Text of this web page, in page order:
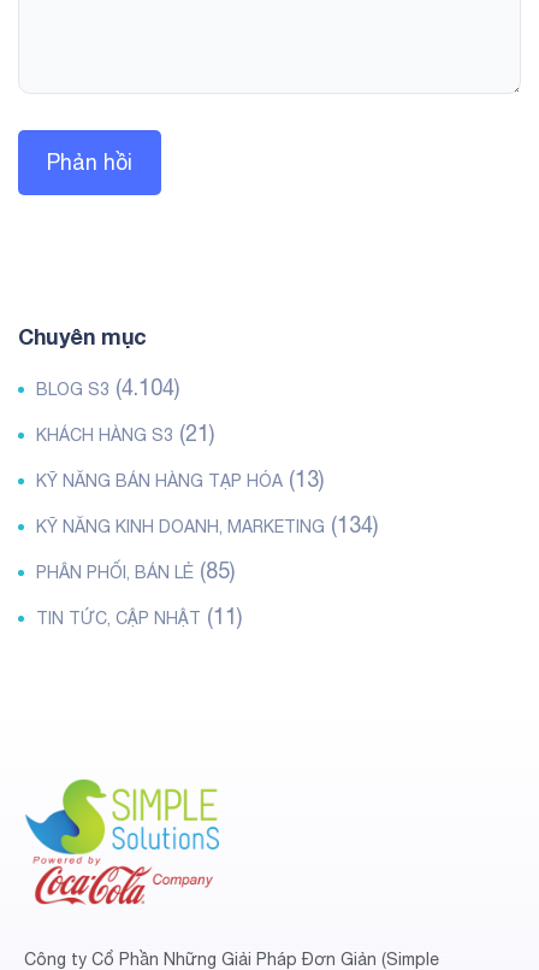
Chuyên mục
BLOG S3 (4.104)
KHÁCH HÀNG S3 (21)
KỸ NĂNG BÁN HÀNG TẠP HÓA (13)
KỸ NĂNG KINH DOANH, MARKETING (134)
PHÂN PHỐI, BÁN LẺ (85)
TIN TỨC, CẬP NHẬT (11)
Công ty Cổ Phần Những Giải Pháp Đơn Giản (Simple